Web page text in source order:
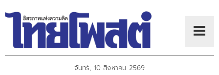
จันทร์, 10 สิงหาคม 2569